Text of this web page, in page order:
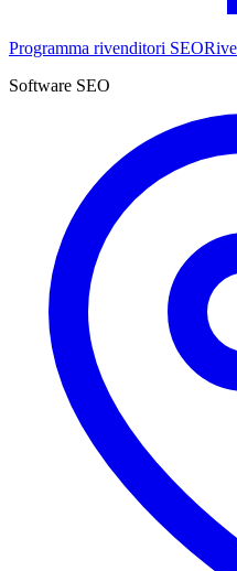
Programma rivenditori SEO
Software SEO